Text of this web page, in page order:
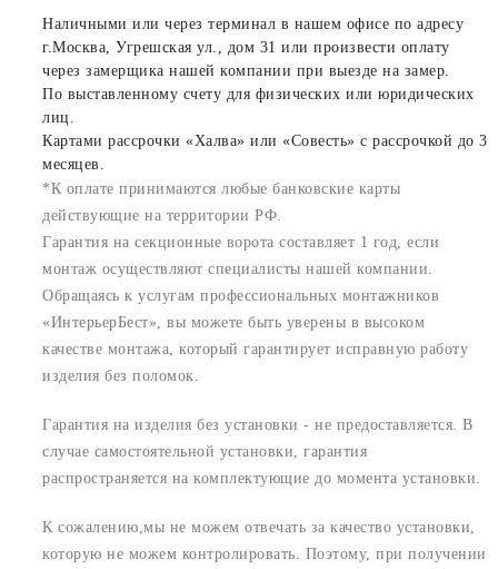
Наличными или через терминал в нашем офисе по адресу
г.Москва, Угрешская ул., дом 31 или произвести оплату
через замерщика нашей компании при выезде на замер.
По выставленному счету для физических или юридических
лиц.
Картами рассрочки «Халва» или «Совесть» с рассрочкой до 3
месяцев.
*К оплате принимаются любые банковские карты
действующие на территории РФ.
Гарантия на секционные ворота составляет 1 год, если
монтаж осуществляют специалисты нашей компании.
Обращаясь к услугам профессиональных монтажников
«ИнтерьерБест», вы можете быть уверены в высоком
качестве монтажа, который гарантирует исправную работу
изделия без поломок.
Гарантия на изделия без установки - не предоставляется. В
случае самостоятельной установки, гарантия
распространяется на комплектующие до момента установки.
К сожалению,мы не можем отвечать за качество установки,
которую не можем контролировать. Поэтому, при получении